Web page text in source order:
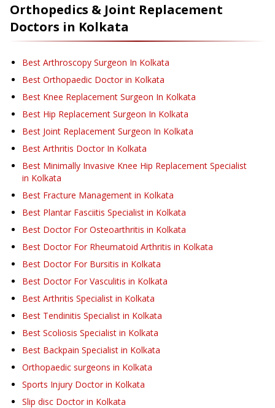
Orthopedics & Joint Replacement
Doctors in Kolkata
Best Arthroscopy Surgeon In Kolkata
Best Orthopaedic Doctor in Kolkata
Best Knee Replacement Surgeon In Kolkata
Best Hip Replacement Surgeon In Kolkata
Best Joint Replacement Surgeon In Kolkata
Best Arthritis Doctor In Kolkata
Best Minimally Invasive Knee Hip Replacement Specialist
in Kolkata
Best Fracture Management in Kolkata
Best Plantar Fasciitis Specialist in Kolkata
Best Doctor For Osteoarthritis in Kolkata
Best Doctor For Rheumatoid Arthritis in Kolkata
Best Doctor For Bursitis in Kolkata
Best Doctor For Vasculitis in Kolkata
Best Arthritis Specialist in Kolkata
Best Tendinitis Specialist in Kolkata
Best Scoliosis Specialist in Kolkata
Best Backpain Specialist in Kolkata
Orthopaedic surgeons in Kolkata
Sports Injury Doctor in Kolkata
Slip disc Doctor in Kolkata